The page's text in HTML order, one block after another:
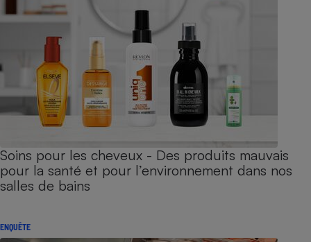
Soins pour les cheveux - Des produits mauvais
pour la santé et pour l’environnement dans nos
salles de bains
ENQUÊTE